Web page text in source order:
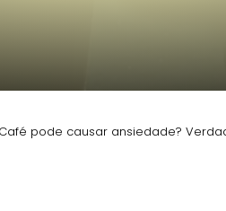
Café pode causar ansiedade?